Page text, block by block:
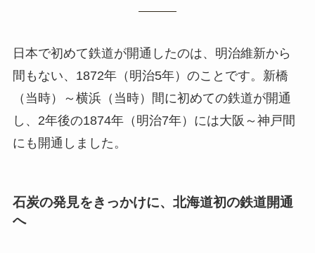
日本で初めて鉄道が開通したのは、明治維新から
間もない、1872年（明治5年）のことです。新橋
（当時）～横浜（当時）間に初めての鉄道が開通
し、2年後の1874年（明治7年）には大阪～神戸間
にも開通しました。
石炭の発見をきっかけに、北海道初の鉄道開通
へ